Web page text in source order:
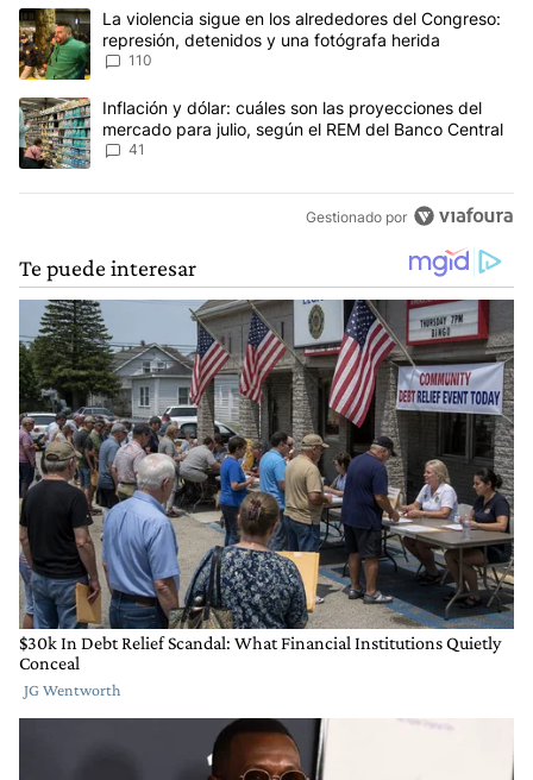
Este listado muestra los artículos con más comentarios en los
Un artículo de tendencia con el título "La violencia sigue en los
La violencia sigue en los alrededores del Congreso:
represión, detenidos y una fotógrafa herida
110
Un artículo de tendencia con el título "Inflación y dólar: cuáles
Inflación y dólar: cuáles son las proyecciones del
mercado para julio, según el REM del Banco Central
41
Gestionado por